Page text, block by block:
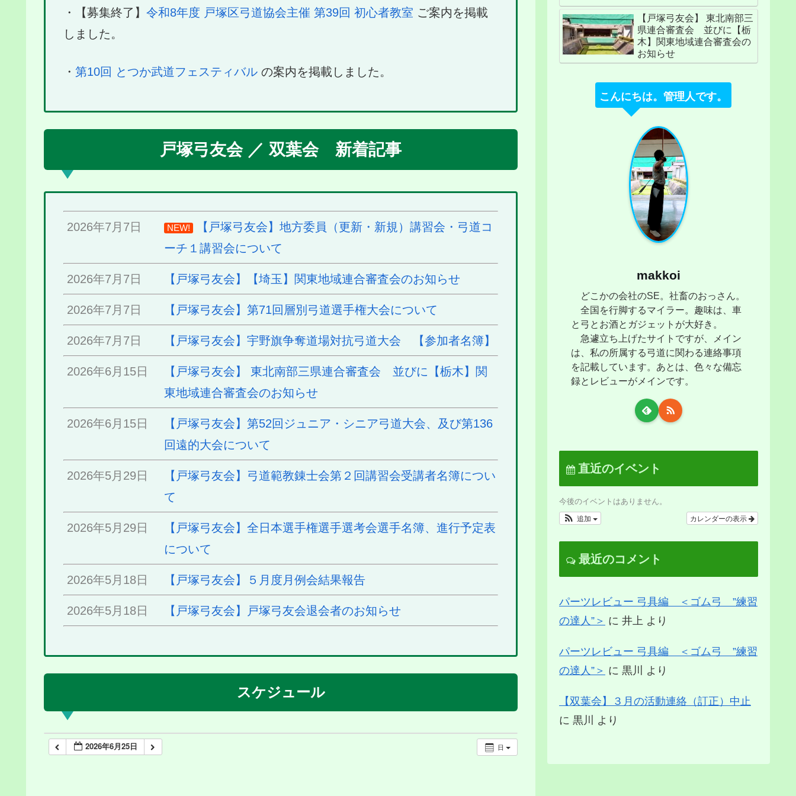
・【募集終了】 令和8年度 戸塚区弓道協会主催 第39回 初心者教室 ご案内を掲載
しました。
・ 第10回 とつか武道フェスティバル の案内を掲載しました。
戸塚弓友会 ／ 双葉会 新着記事
2026年7月7日 NEW!
【戸塚弓友会】地方委員（更新・新規）講習会・弓道コ
ーチ１講習会について
2026年7月7日 【戸塚弓友会】【埼玉】関東地域連合審査会のお知らせ
2026年7月7日 【戸塚弓友会】第71回層別弓道選手権大会について
2026年7月7日 【戸塚弓友会】宇野旗争奪道場対抗弓道大会 【参加者名簿】
2026年6月15日
【戸塚弓友会】 東北南部三県連合審査会 並びに【栃木】関
東地域連合審査会のお知らせ
2026年6月15日
【戸塚弓友会】第52回ジュニア・シニア弓道大会、及び第136
回遠的大会について
2026年5月29日
【戸塚弓友会】弓道範教錬士会第２回講習会受講者名簿につい
て
2026年5月29日
【戸塚弓友会】全日本選手権選手選考会選手名簿、進行予定表
について
2026年5月18日 【戸塚弓友会】５月度月例会結果報告
2026年5月18日 【戸塚弓友会】戸塚弓友会退会者のお知らせ
スケジュール
日
2026年6月25日
【戸塚弓友会】 東北南部三
県連合審査会 並びに【栃
木】関東地域連合審査会の
お知らせ
こんにちは。管理人です。
makkoi
どこかの会社のSE。社畜のおっさん。
全国を行脚するマイラー。趣味は、車
と弓とお酒とガジェットが大好き。
急遽立ち上げたサイトですが、メイン
は、私の所属する弓道に関わる連絡事項
を記載しています。あとは、色々な備忘
録とレビューがメインです。
直近のイベント
今後のイベントはありません。
カレンダーの表示
追加
最近のコメント
パーツレビュー 弓具編 ＜ゴム弓 ”練習
の達人”＞ に 井上 より
パーツレビュー 弓具編 ＜ゴム弓 ”練習
の達人”＞ に 黒川 より
【双葉会】３月の活動連絡（訂正）中止
に 黒川 より